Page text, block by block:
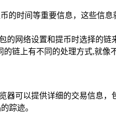
的时间等重要信息，这些信
网络设置和提币时选择的链
链上有不同的处理方式,就像
可以提供详细的交易信息
踪迹。